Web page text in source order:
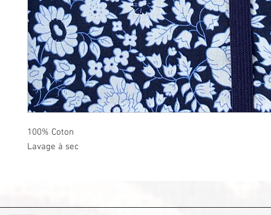
100% Coton
Lavage à sec